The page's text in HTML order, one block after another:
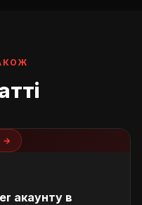
→
акаунту в